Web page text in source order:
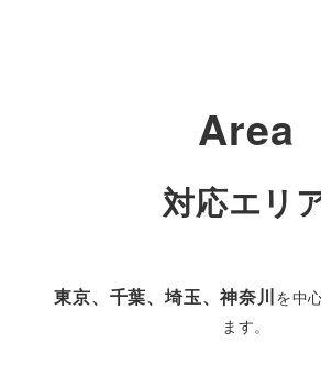
Area
対応エリ
東京、千葉、埼玉、神奈川を中
ます。